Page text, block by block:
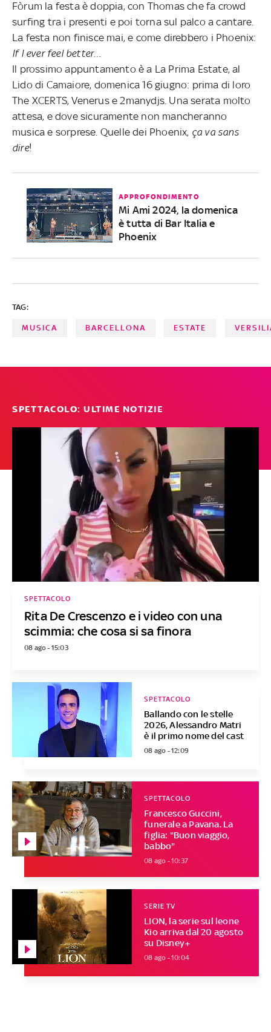
Fòrum la festa è doppia, con Thomas che fa crowd
surfing tra i presenti e poi torna sul palco a cantare.
La festa non finisce mai, e come direbbero i Phoenix:
If I ever feel better…
Il prossimo appuntamento è a La Prima Estate, al
Lido di Camaiore, domenica 16 giugno: prima di loro
The XCERTS, Venerus e 2manydjs. Una serata molto
attesa, e dove sicuramente non mancheranno
musica e sorprese. Quelle dei Phoenix, ça va sans
dire!
APPROFONDIMENTO
Mi Ami 2024, la domenica
è tutta di Bar Italia e
Phoenix
TAG:
MUSICA BARCELLONA ESTATE
SPETTACOLO: ULTIME NOTIZIE
Rita De Crescenzo e i video con una
scimmia: che cosa si sa finora
SPETTACOLO
08 ago - 15:03
Ballando con le stelle
2026, Alessandro Matri
è il primo nome del cast
SPETTACOLO
08 ago - 12:09
Francesco Guccini,
funerale a Pavana. La
figlia: "Buon viaggio,
babbo"
SPETTACOLO
08 ago - 10:37
LION, la serie sul leone
Kio arriva dal 20 agosto
su Disney+
SERIE TV
08 ago - 10:04